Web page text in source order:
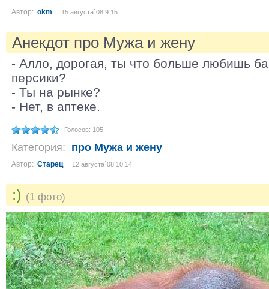
Автор: okm 15 августа´08 9:15
Анекдот про Мужа и жену
- Алло, дорогая, ты что больше любишь
персики?
- Ты на рынке?
- Нет, в аптеке.
Голосов: 105
Категория: про Мужа и жену
Автор: Старец 12 августа´08 10:14
:) (1 фото)